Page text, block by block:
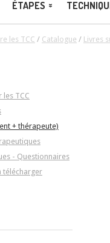
ÉTAPES
les TCC / Catalogue / Livres
les TCC
+ thérapeute)
- Questionnaires
télécharger